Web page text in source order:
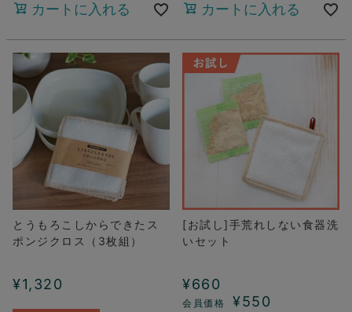
カートに入れる カートに入れる
とうもろこしからできたス
ポンジクロス（3枚組）
¥1,320
[お試し]手荒れしない食器洗
いセット
¥660
¥550